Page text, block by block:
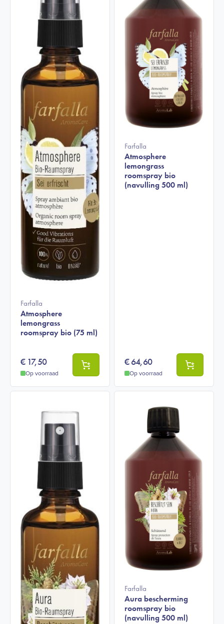
Farfalla
Atmosphere
lemongrass
roomspray bio (75 ml)
€17,50
Op voorraad
Farfalla
Atmosphere
lemongrass
roomspray bio
(navulling 500 ml)
€64,60
Op voorraad
Farfalla
Aura bescherming
roomspray bio
(navulling 500 ml)